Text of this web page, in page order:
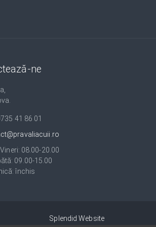
ne
41 86 01
Vineri: 08.00-20.00
09.00-15.00
închis
Splendid Website